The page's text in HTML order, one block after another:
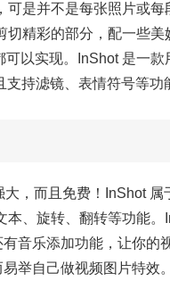
是并不是每张照片或
精彩的部分，配一些
可以实现。
InShot 是一
持滤镜、表情符号等功
，而且免费！InShot
、旋转、翻转等功能
音乐添加功能，让你的
举自己做视频图片特效。